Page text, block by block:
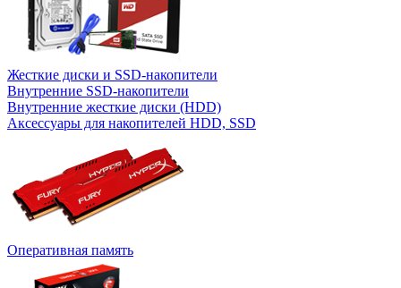
Жесткие диски и SSD-накопители
Внутренние SSD-накопители
Внутренние жесткие диски (HDD)
Аксессуары для накопителей HDD, SSD
Оперативная память